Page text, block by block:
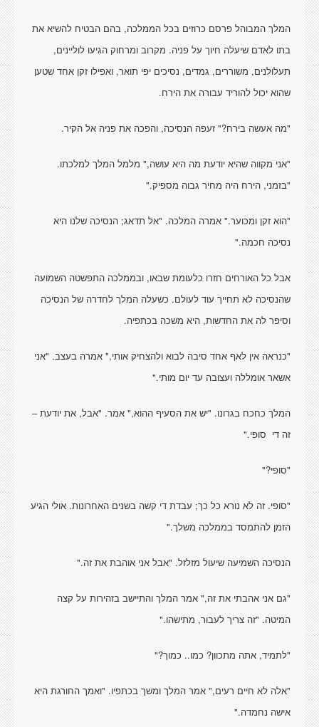
המלך המבוהל פרסם כרוזים בכל הממלכה, בהם הבטיח להשיא את
בתו לאדם שיעלה חיוך על פניה. מקרוב ומרחוק הגיעו לוליינים,
תעלולנים, משוררים, גמדים, נסיכים יפי תואר, ואפילו זקן אחד שטען
שהוא יכול להוריד עבורה את הירח.
"מה אעשה בירח?" זעפה הנסיכה, והפכה את פניה אל הקיר.
"אני מקווה שהיא יודעת מה היא עושה," מלמל המלך למלכתו.
"בזמני, הירח היה מחיר גבוה מספיק."
"הוא זקן ומכוער." אמרה המלכה. "אל תדאג; הנסיכה שלנו היא
נסיכה חכמה."
אבל כל האורחים חזרו כלעומת שבאו, ובממלכה התפשטה השמועה
שהנסיכה לא תחייך עוד לעולם. כשעלה המלך לחדרה של הנסיכה
וסיפר לה את החדשות, היא משכה בכתפיה.
"כנראה אין לאף אחד סיבה לבוא ולהצחיק אותי," אמרה בעצב. "אני
אשאר אומללה ועצובה עד יום מותי."
המלך כחכח בגרונו. "יש את הסעיף ההוא," אמר. "אבל, את יודעת –
זה די סופי."
"סופי?"
"סופי. זה לא נורא כל כך; עבדת די קשה בשנים האחרונות. אולי הגיע
הזמן להתמסד בממלכה משלך."
הנסיכה השמיעה שיעול מזלזל. "אבל אני אוהבת את זה."
"גם אני אהבתי את זה," אמר המלך והתיישב בזהירות על קצה
המיטה. "זה צריך לעבור, מתישהו."
"לתמיד, אתה מתכוון? כמו.. כמוך?"
"אלה לא חיים רעים," אמר המלך ומשך בכתפיו. "ואמך החורגת היא
אישה נחמדה."